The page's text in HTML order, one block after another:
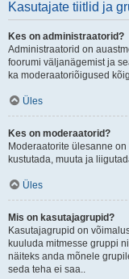
Kasutajate tiitlid ja
Kes on administraatorid?
Administraatorid on
foorumi väljanägemist ja
ka moderaatoriõigused
Üles
Kes on moderaatorid?
Moderaatorite ülesanne
kustutada, muuta ja
Üles
Mis on kasutajagrupid?
Kasutajagrupid on
kuuluda mitmesse gruppi
näiteks anda mõnele
seda teha ei saa..